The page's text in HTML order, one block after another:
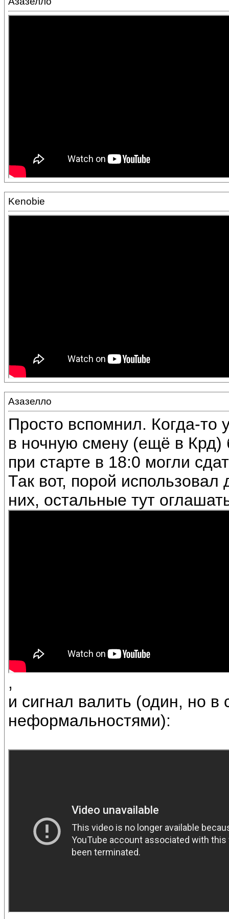
Kenobie
Азазелло
Просто вспомнил. Когда-то
в ночную смену (ещё в
при старте в 18:0 могли
Так вот, порой
них, остальные тут
,
и сигнал валить (один, но в
неформальностями):